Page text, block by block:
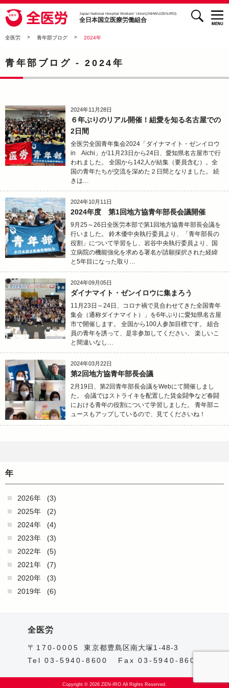
全医労 - 全日本国立医療労働組合 -
Japan National Hospital Workers’ Union(JNHWU/ZEN-IRO)
全日本国立医療労働組合
検索
全医労 > 青年部ブログ > 2024年
青年部ブログ -2024年
2024年11月28日
６年ぶりのリアル開催！組愛を知る名古屋での
2日間
全医労全国青年集会2024「ダイナマイト・ゼンイロウ
in Aichi」が11月23日から24日、愛知県名古屋市で行
われました。 全国から142人が結集（要員含む）。全
国の青年たちが交流を深めた２日間となりました。 続
きは…
2024年10月11日
2024年度 第1回地方協青年部長会議開催
9月25～26日全医労本部で第1回地方協青年部長会議を
行いました。 鈴木優中央執行委員より、「青年部長の
役割」について学習をし、岩谷中央執行委員より、国
立病院の機能強化を求める署名が請願採択された経緯
と5年目になった取り…
2024年09月05日
ダイナマイト・ゼンイロウに集まろう
11月23日～24日、コロナ禍で見合わせてきた全国青年
集会（通称ダイナマイト）」を6年ぶりに愛知県名古屋
市で開催します。 全国から100人参加目標です。 組合
員の青年を誘って、是非参加してください。 楽しいこ
と間違いなし…
2024年03月22日
第2回地方協青年部長会議
2月19日、第2回青年部長会議をWebにて開催しまし
た。 会議ではストライキを配置した賃金闘争など春闘
における青年の役割について学習しました。 青年部ニ
ュースもアップしているので、見てくださいね！
年
2026年
(3)
2025年
(2)
2024年
(4)
2023年
(3)
2022年
(5)
2021年
(7)
2020年
(3)
2019年
(6)
全医労
〒170-0005
東京都豊島区南大塚1-48-3
Tel 03-5940-8600
Fax 03-5940-8601
Copyright © 2026 ZEN-IRO All Rights Reserved.